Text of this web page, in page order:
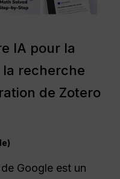
IA pour la
recherche
de Zotero
Google est un